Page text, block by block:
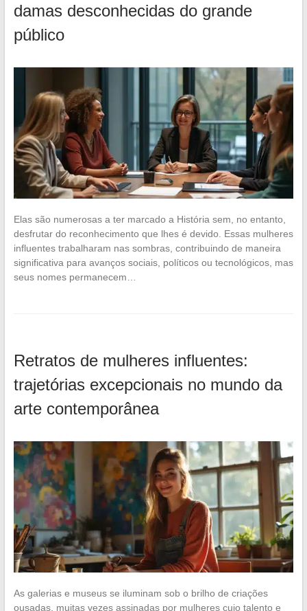
damas desconhecidas do grande
público
Elas são numerosas a ter marcado a História sem, no entanto,
desfrutar do reconhecimento que lhes é devido. Essas mulheres
influentes trabalharam nas sombras, contribuindo de maneira
significativa para avanços sociais, políticos ou tecnológicos, mas
seus nomes permanecem…
Retratos de mulheres influentes:
trajetórias excepcionais no mundo da
arte contemporânea
As galerias e museus se iluminam sob o brilho de criações
ousadas, muitas vezes assinadas por mulheres cujo talento e